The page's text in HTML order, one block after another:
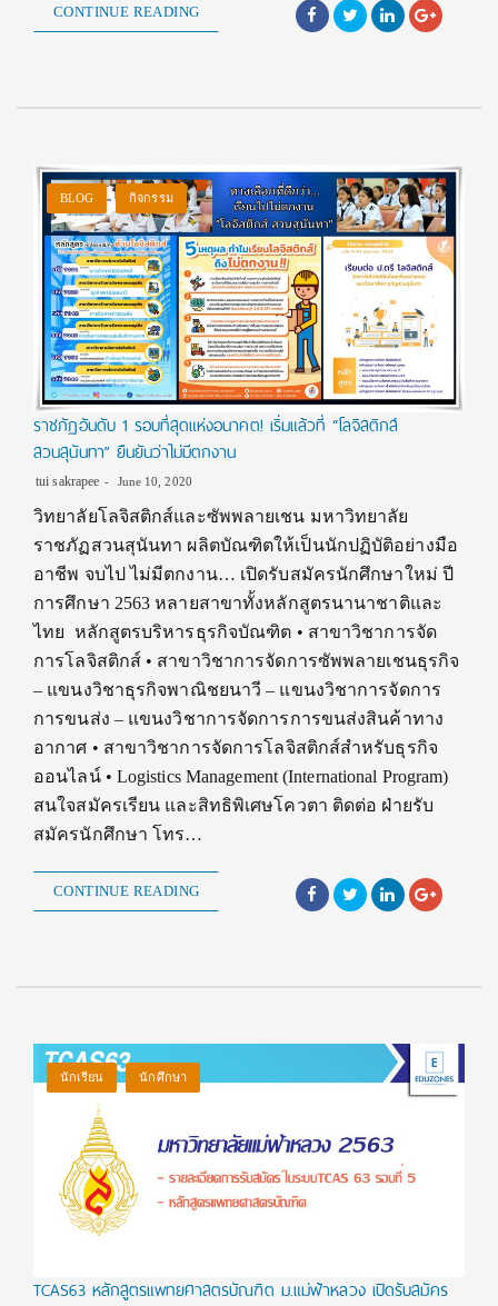
CONTINUE READING
BLOG กิจกรรม
ราชภัฏอันดับ 1 รอบที่สุดแห่งอนาคต! เริ่มแล้วที่ “โลจิสติกส์
สวนสุนันทา” ยืนยันว่าไม่มีตกงาน
tui sakrapee June 10, 2020
วิทยาลัยโลจิสติกส์และซัพพลายเชน มหาวิทยาลัย
ราชภัฏสวนสุนันทา ผลิตบัณฑิตให้เป็นนักปฏิบัติอย่างมือ
อาชีพ จบไป ไม่มีตกงาน… เปิดรับสมัครนักศึกษาใหม่ ปี
การศึกษา 2563 หลายสาขาทั้งหลักสูตรนานาชาติและ
ไทย หลักสูตรบริหารธุรกิจบัณฑิต • สาขาวิชาการจัด
การโลจิสติกส์ • สาขาวิชาการจัดการซัพพลายเชนธุรกิจ
– แขนงวิชาธุรกิจพาณิชยนาวี – แขนงวิชาการจัดการ
การขนส่ง – แขนงวิชาการจัดการการขนส่งสินค้าทาง
อากาศ • สาขาวิชาการจัดการโลจิสติกส์สำหรับธุรกิจ
ออนไลน์ • Logistics Management (International Program)
สนใจสมัครเรียน และสิทธิพิเศษโควตา ติดต่อ ฝ่ายรับ
สมัครนักศึกษา โทร…
CONTINUE READING
นักเรียน นักศึกษา
TCAS63 หลักสูตรแพทยศาสตรบัณฑิต ม.แม่ฟ้าหลวง เปิดรับสมัคร